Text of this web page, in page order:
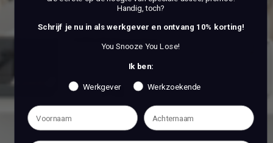
Handig, toch?
Schrijf je nu in als werkgever en ontvang 10% korting!
You Snooze You Lose!
Ik ben:
Werkgever Werkzoekende